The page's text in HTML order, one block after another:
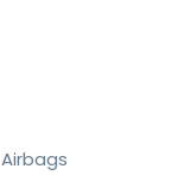
Airbags